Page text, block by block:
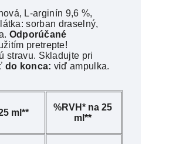
L-arginín 9,6 %,
sorban draselný,
Odporúčané
pretrepte!
stravu. Skladujte pri
do konca: viď ampulka.
ml**
%RVH* na 25
ml**